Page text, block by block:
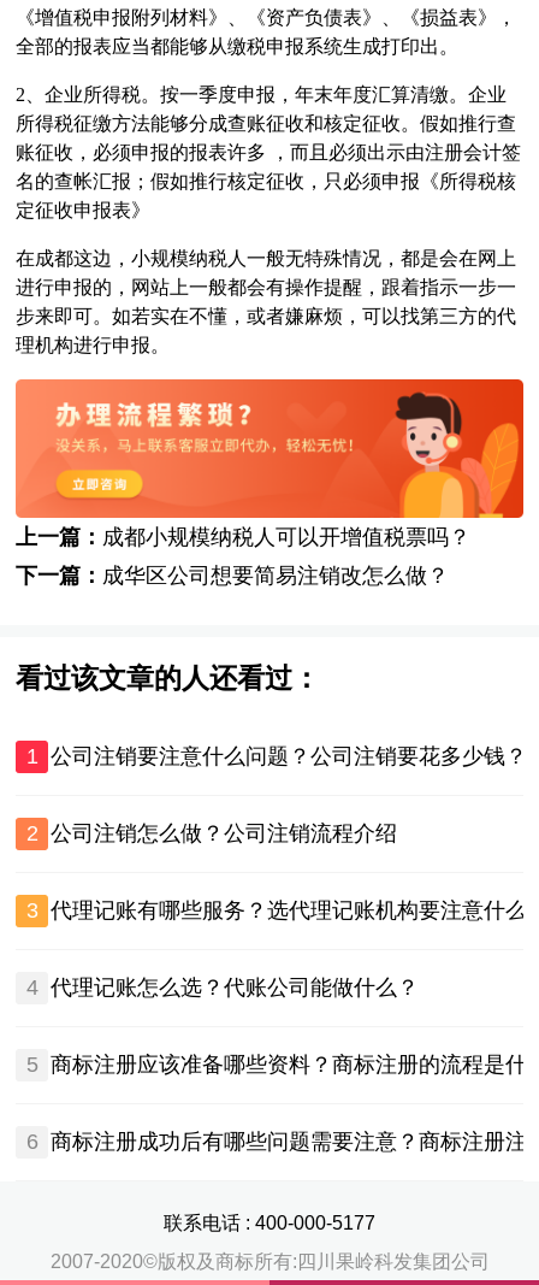
《增值税申报附列材料》、《资产负债表》、《损益表》，
全部的报表应当都能够从缴税申报系统生成打印出。
2、企业所得税。按一季度申报，年末年度汇算清缴。企业
所得税征缴方法能够分成查账征收和核定征收。假如推行查
账征收，必须申报的报表许多 ，而且必须出示由注册会计签
名的查帐汇报；假如推行核定征收，只必须申报《所得税核
定征收申报表》
在成都这边，小规模纳税人一般无特殊情况，都是会在网上
进行申报的，网站上一般都会有操作提醒，跟着指示一步一
步来即可。如若实在不懂，或者嫌麻烦，可以找第三方的代
理机构进行申报。
上一篇： 成都小规模纳税人可以开增值税票吗？
下一篇： 成华区公司想要简易注销改怎么做？
看过该文章的人还看过：
1 公司注销要注意什么问题？公司注销要花多少钱？
2 公司注销怎么做？公司注销流程介绍
3 代理记账有哪些服务？选代理记账机构要注意什么
4 代理记账怎么选？代账公司能做什么？
5 商标注册应该准备哪些资料？商标注册的流程是什
6 商标注册成功后有哪些问题需要注意？商标注册注
联系电话 : 400-000-5177
2007-2020©版权及商标所有:四川果岭科发集团公司